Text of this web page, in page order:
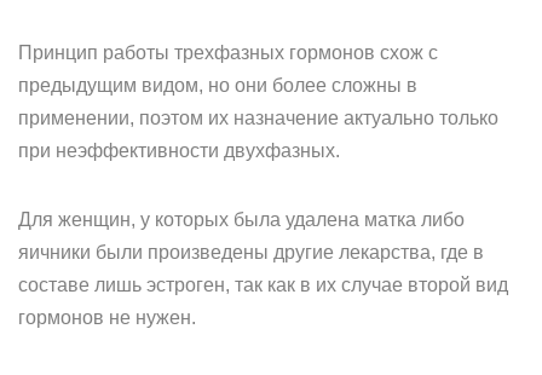
Принцип работы трехфазных гормонов схож с
предыдущим видом, но они более сложны в
применении, поэтом их назначение актуально только
при неэффективности двухфазных.
Для женщин, у которых была удалена матка либо
яичники были произведены другие лекарства, где в
составе лишь эстроген, так как в их случае второй вид
гормонов не нужен.